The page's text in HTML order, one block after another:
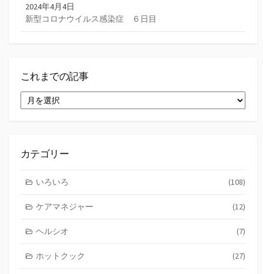
2024年4月4日
新型コロナウイルス感染症 ６日目
これまでの記事
れ
記
カテゴリー
いろいろ (108)
ケアマネジャー (12)
ヘルシオ (7)
ホットクック (27)